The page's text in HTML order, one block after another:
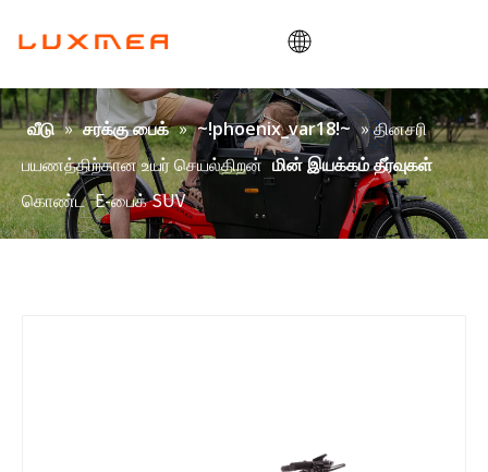
வீடு
நிறுவனம்
சரக்கு பைக்
பயன்பாடு
வீடு » சரக்கு பைக் » ~!phoenix_var18!~ » தினசரி
பயணத்திற்கான உயர் செயல்திறன் மின் இயக்கம் தீர்வுகள்
கொண்ட E-பைக் SUV